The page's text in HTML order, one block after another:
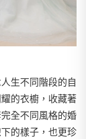
生不同階段的自
的衣櫥，收藏著
全不同風格的婚
的樣子，也更珍